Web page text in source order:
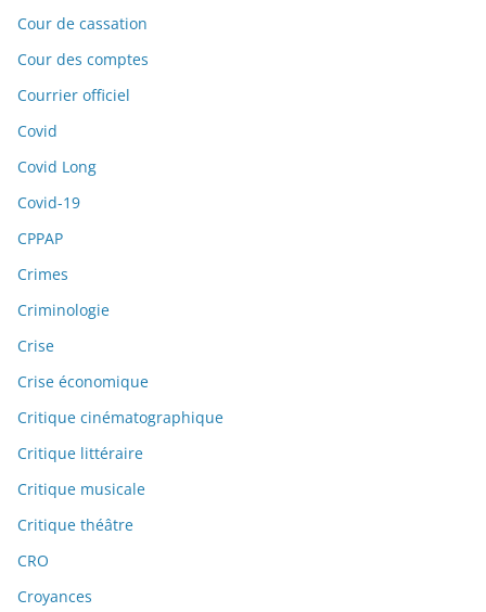
Cour de cassation
Cour des comptes
Courrier officiel
Covid
Covid Long
Covid-19
CPPAP
Crimes
Criminologie
Crise
Crise économique
Critique cinématographique
Critique littéraire
Critique musicale
Critique théâtre
CRO
Croyances